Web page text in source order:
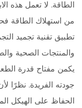
الطاقة. لا تعمل هذه
من استهلاك الطاقة
تطبيق تقنية تجميد
والمنتجات الصحية
يكمن مفتاح قدرة
جودته الفريدة. نظرًا
الحفاظ على الهيكل